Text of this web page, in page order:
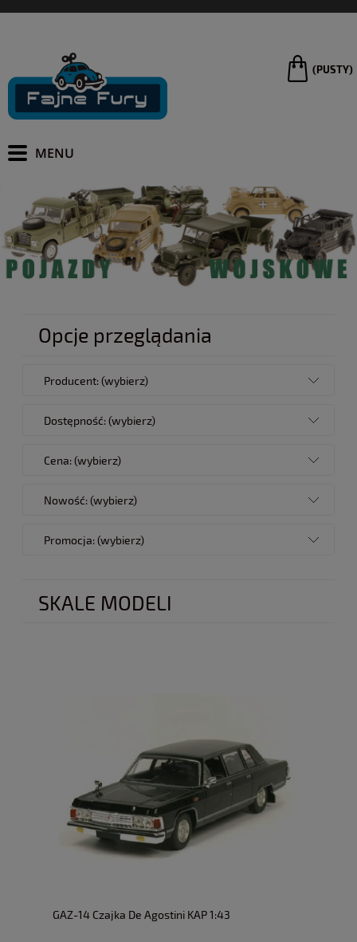
(PUSTY)
Opcje przeglądania
Producent: (wybierz)
Dostępność: (wybierz)
Cena: (wybierz)
Nowość: (wybierz)
Promocja: (wybierz)
SKALE MODELI
GAZ-14 Czajka De Agostini KAP 1:43